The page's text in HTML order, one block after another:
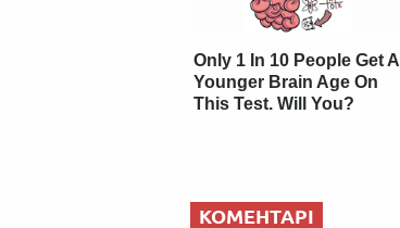
Only 1 In 10 People Get A
Younger Brain Age On
This Test. Will You?
КОМЕНТАРІ